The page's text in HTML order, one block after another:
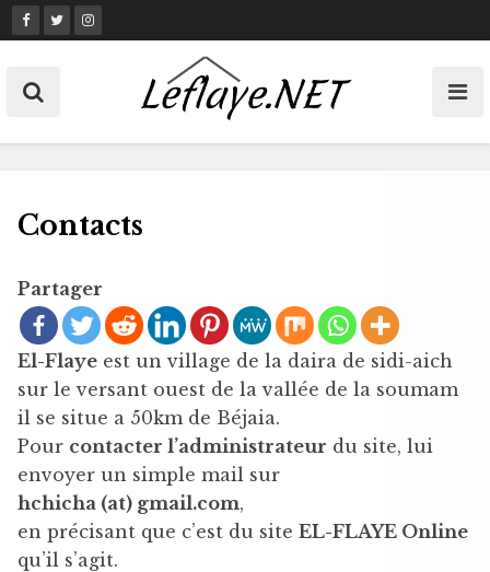
Skip
to
Contacts
Partager
El-Flaye est un village de la daira de sidi-aich
sur le versant ouest de la vallée de la soumam
il se situe a 50km de Béjaia.
Pour contacter l’administrateur du site, lui
envoyer un simple mail sur
hchicha (at) gmail.com,
en précisant que c’est du site EL-FLAYE Online
qu’il s’agit.